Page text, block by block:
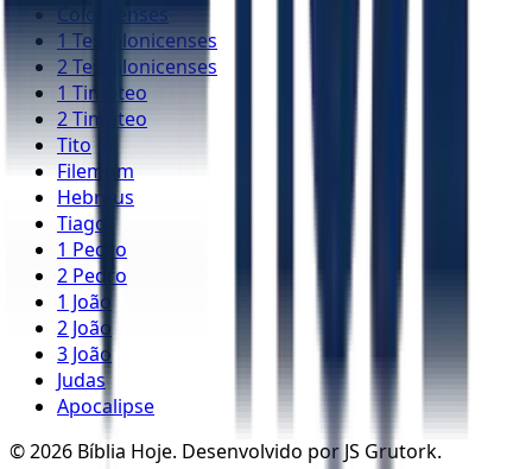
Colossenses
1 Tessalonicenses
2 Tessalonicenses
1 Timóteo
2 Timóteo
Tito
Filemom
Hebreus
Tiago
1 Pedro
2 Pedro
1 João
2 João
3 João
Judas
Apocalipse
©2026 Bíblia Hoje. Desenvolvido por JS Grutork.